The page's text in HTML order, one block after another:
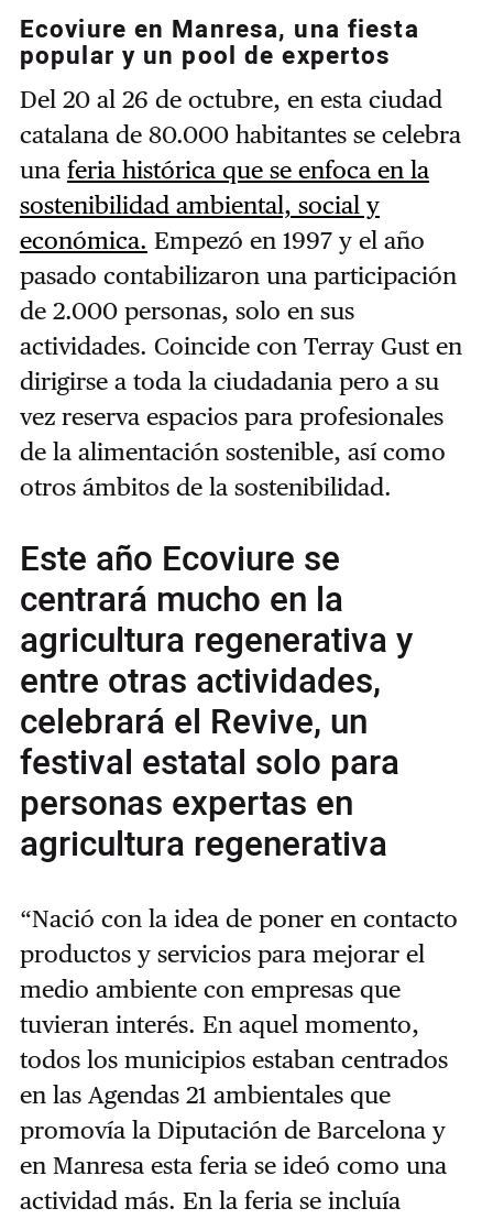
Ecoviure en Manresa, una fiesta
popular y un pool de expertos
Del 20 al 26 de octubre, en esta ciudad
catalana de 80.000 habitantes se celebra
una feria histórica que se enfoca en la
sostenibilidad ambiental, social y
económica. Empezó en 1997 y el año
pasado contabilizaron una participación
de 2.000 personas, solo en sus
actividades. Coincide con Terray Gust en
dirigirse a toda la ciudadania pero a su
vez reserva espacios para profesionales
de la alimentación sostenible, así como
otros ámbitos de la sostenibilidad.
Este año Ecoviure se
centrará mucho en la
agricultura regenerativa y
entre otras actividades,
celebrará el Revive, un
festival estatal solo para
personas expertas en
agricultura regenerativa
“Nació con la idea de poner en contacto
productos y servicios para mejorar el
medio ambiente con empresas que
tuvieran interés. En aquel momento,
todos los municipios estaban centrados
en las Agendas 21 ambientales que
promovía la Diputación de Barcelona y
en Manresa esta feria se ideó como una
actividad más. En la feria se incluía